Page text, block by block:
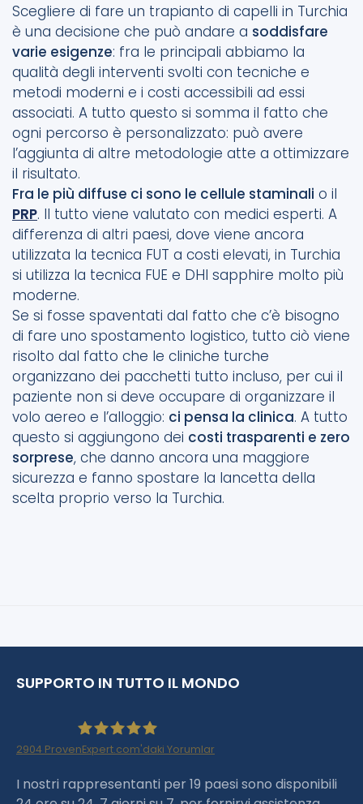
Scegliere di fare un trapianto di capelli in Turchia
è una decisione che può andare a soddisfare
varie esigenze: fra le principali abbiamo la
qualità degli interventi svolti con tecniche e
metodi moderni e i costi accessibili ad essi
associati. A tutto questo si somma il fatto che
ogni percorso è personalizzato: può avere
l’aggiunta di altre metodologie atte a ottimizzare
il risultato.
Fra le più diffuse ci sono le cellule staminali o il
PRP. Il tutto viene valutato con medici esperti. A
differenza di altri paesi, dove viene ancora
utilizzata la tecnica FUT a costi elevati, in Turchia
si utilizza la tecnica FUE e DHI sapphire molto più
moderne.
Se si fosse spaventati dal fatto che c’è bisogno
di fare uno spostamento logistico, tutto ciò viene
risolto dal fatto che le cliniche turche
organizzano dei pacchetti tutto incluso, per cui il
paziente non si deve occupare di organizzare il
volo aereo e l’alloggio: ci pensa la clinica. A tutto
questo si aggiungono dei costi trasparenti e zero
sorprese, che danno ancora una maggiore
sicurezza e fanno spostare la lancetta della
scelta proprio verso la Turchia.
SUPPORTO IN TUTTO IL MONDO
Haartransplantation Istanbul |Dr.Acar aus
2904 ProvenExpert.com'daki Yorumlar
I nostri rappresentanti per 19 paesi sono disponibili